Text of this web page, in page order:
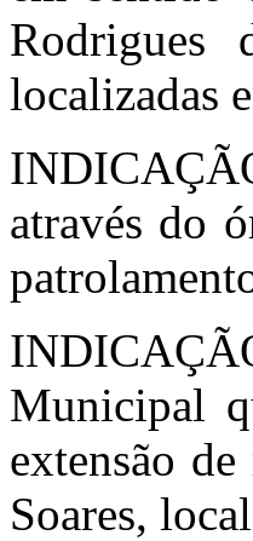
Rodrigues
localizadas
através do
Municipal
extensão
Soares,